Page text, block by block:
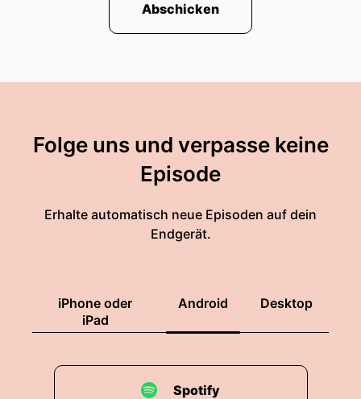
Abschicken
Folge uns und verpasse keine
Episode
Erhalte automatisch neue Episoden auf dein
Endgerät.
iPhone oder
iPad
Android Desktop
Spotify